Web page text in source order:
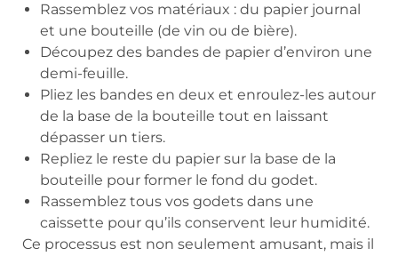
Rassemblez vos matériaux : du papier journal
et une bouteille (de vin ou de bière).
Découpez des bandes de papier d’environ une
demi-feuille.
Pliez les bandes en deux et enroulez-les autour
de la base de la bouteille tout en laissant
dépasser un tiers.
Repliez le reste du papier sur la base de la
bouteille pour former le fond du godet.
Rassemblez tous vos godets dans une
caissette pour qu’ils conservent leur humidité.
Ce processus est non seulement amusant, mais il